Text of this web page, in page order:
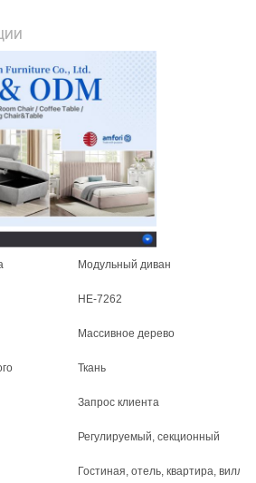
Модульный диван
HE-7262
Массивное дерево
Ткань
Запрос клиента
Регулируемый, секционный
Гостиная, отель, квартира,